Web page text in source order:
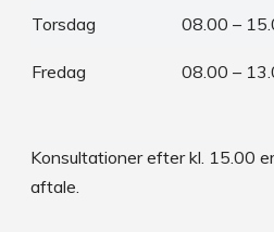
Torsdag 08.00 –
Fredag 08.00 –
Konsultationer efter kl. 15.00
aftale.